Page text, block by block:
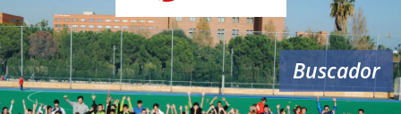
Instalaciones ▼
Comunicación ▼
Valencia en deporte
Buscador